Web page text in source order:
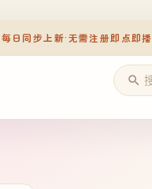
每日同步上新·无需注册即点即播